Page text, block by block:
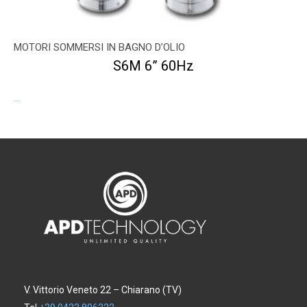
MOTORI SOMMERSI IN BAGNO D’OLIO
S6M 6” 60Hz
V. Vittorio Veneto 22 – Chiarano (TV)